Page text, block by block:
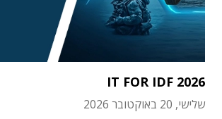
IT FOR IDF 2026
שלישי, 20 באוקטובר 2026